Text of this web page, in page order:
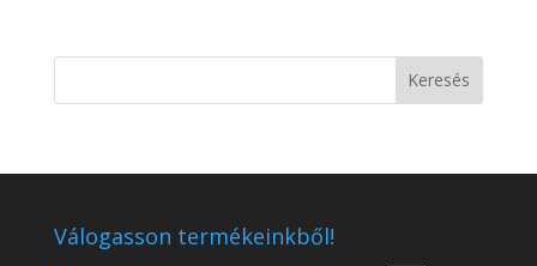
Válogasson termékeinkből!